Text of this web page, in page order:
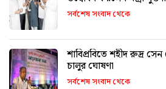
সর্বশেষ সংবাদ থেকে
শাবিপ্রবিতে শহীদ রুদ্র
চালুর ঘোষণা
সর্বশেষ সংবাদ থেকে